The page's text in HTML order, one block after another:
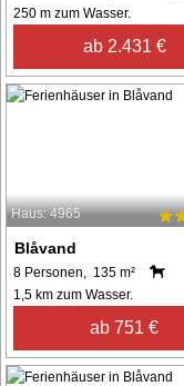
250 m zum Wasser.
ab 2.431 €
Haus: 4965
Blåvand
8 Personen, 135 m²
1,5 km zum Wasser.
ab 751 €